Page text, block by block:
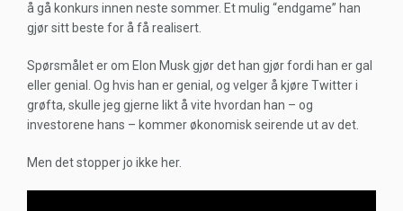
å gå konkurs innen neste sommer. Et mulig “endgame” han
gjør sitt beste for å få realisert.
Spørsmålet er om Elon Musk gjør det han gjør fordi han er gal
eller genial. Og hvis han er genial, og velger å kjøre Twitter i
grøfta, skulle jeg gjerne likt å vite hvordan han – og
investorene hans – kommer økonomisk seirende ut av det.
Men det stopper jo ikke her.